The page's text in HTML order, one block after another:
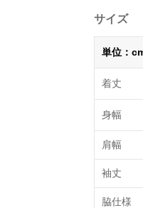
サイズ
単位：
着丈
身幅
肩幅
袖丈
脇仕様